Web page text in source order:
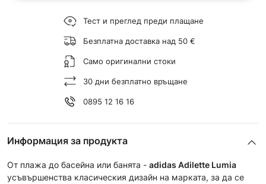
Тест и преглед преди плащане
Безплатна доставка над 50 €
Само оригинални стоки
30 дни безплатно връщане
0895 12 16 16
Информация за продукта
От плажа до басейна или банята - adidas Adilette Lumia
усъвършенства класическия дизайн на марката, за да се